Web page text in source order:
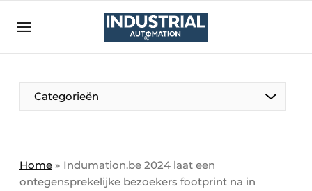
Aanmelden
Bedrijven
Bedrijven
Direct contact
Eigen content aanleveren
Categorieën
Home » Indumation.be 2024 laat een
ontegensprekelijke bezoekers footprint na in